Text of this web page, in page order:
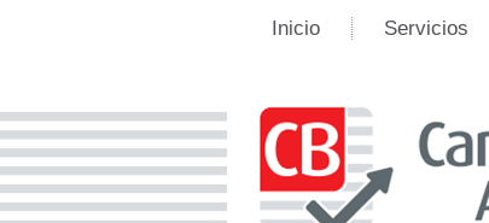
Inicio Servicios